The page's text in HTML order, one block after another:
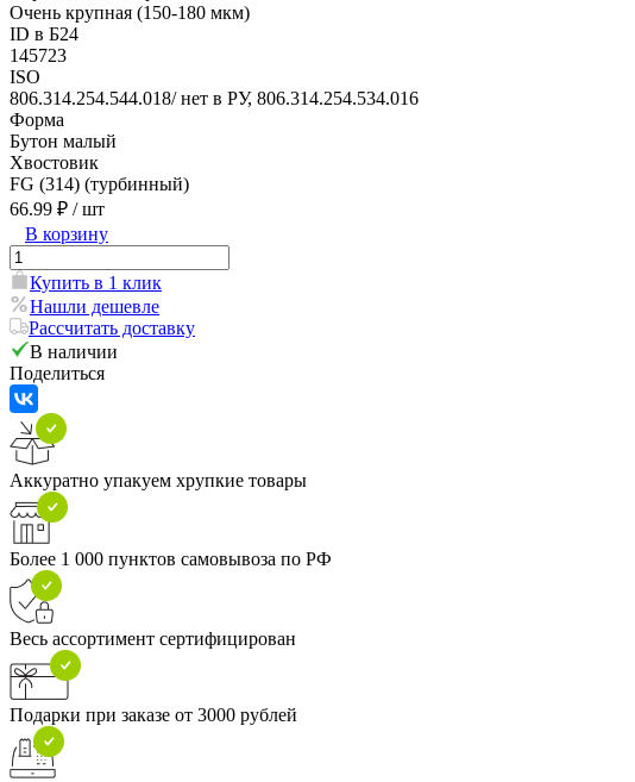
Очень крупная (150-180 мкм)
ID в Б24
145723
ISO
806.314.254.544.018/ нет в РУ, 806.314.254.534.016
Форма
Бутон малый
Хвостовик
FG (314) (турбинный)
66.99 ₽ / шт
В корзину
Купить в 1 клик
Нашли дешевле
Рассчитать доставку
В наличии
Поделиться
Аккуратно упакуем хрупкие товары
Более 1 000 пунктов самовывоза по РФ
Весь ассортимент сертифицирован
Подарки при заказе от 3000 рублей